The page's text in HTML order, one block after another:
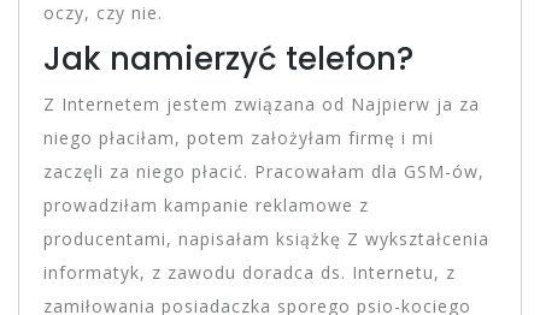
oczy, czy nie.
Jak namierzyć telefon?
Z Internetem jestem związana od Najpierw ja za
niego płaciłam, potem założyłam firmę i mi
zaczęli za niego płacić. Pracowałam dla GSM-ów,
prowadziłam kampanie reklamowe z
producentami, napisałam książkę Z wykształcenia
informatyk, z zawodu doradca ds. Internetu, z
zamiłowania posiadaczka sporego psio-kociego